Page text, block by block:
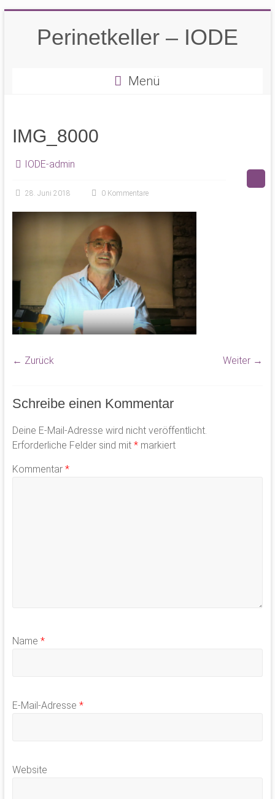
Perinetkeller – IODE
Menü
IMG_8000
IODE-admin
28. Juni 2018 0 Kommentare
← Zurück Weiter →
Schreibe einen Kommentar
Deine E-Mail-Adresse wird nicht veröffentlicht.
Erforderliche Felder sind mit *markiert
Kommentar *
Name *
E-Mail-Adresse *
Website